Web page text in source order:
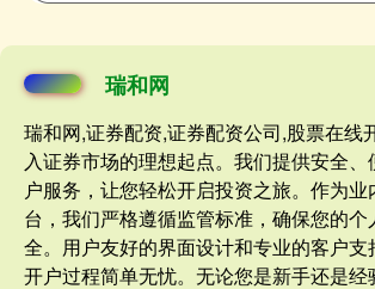
瑞和网
瑞和网,证券配资,证券配资公司,股票在线
入证券市场的理想起点。我们提供安全
户服务，让您轻松开启投资之旅。作为
台，我们严格遵循监管标准，确保您的
全。用户友好的界面设计和专业的客户支
开户过程简单无忧。无论您是新手还是经